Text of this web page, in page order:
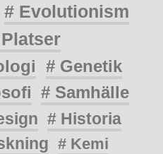
# Evolutionism
# Genetik
# Samhälle
# Historia
# Kemi